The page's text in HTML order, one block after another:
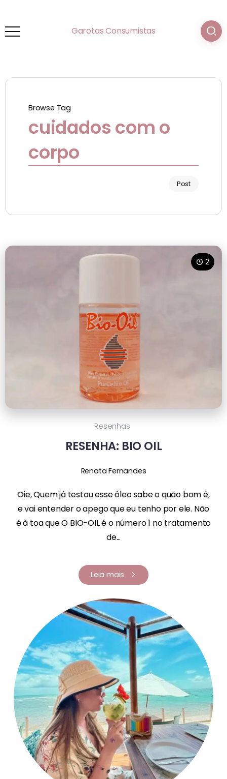
Garotas Consumistas
Browse Tag
cuidados com o
corpo
Post
2
Resenhas
RESENHA: BIO OIL
Renata Fernandes
Oie, Quem já testou esse óleo sabe o quão bom é,
e vai entender o apego que eu tenho por ele. Não
é à toa que O BIO-OIL é o número 1 no tratamento
de...
Leia mais
Renata Fernandes